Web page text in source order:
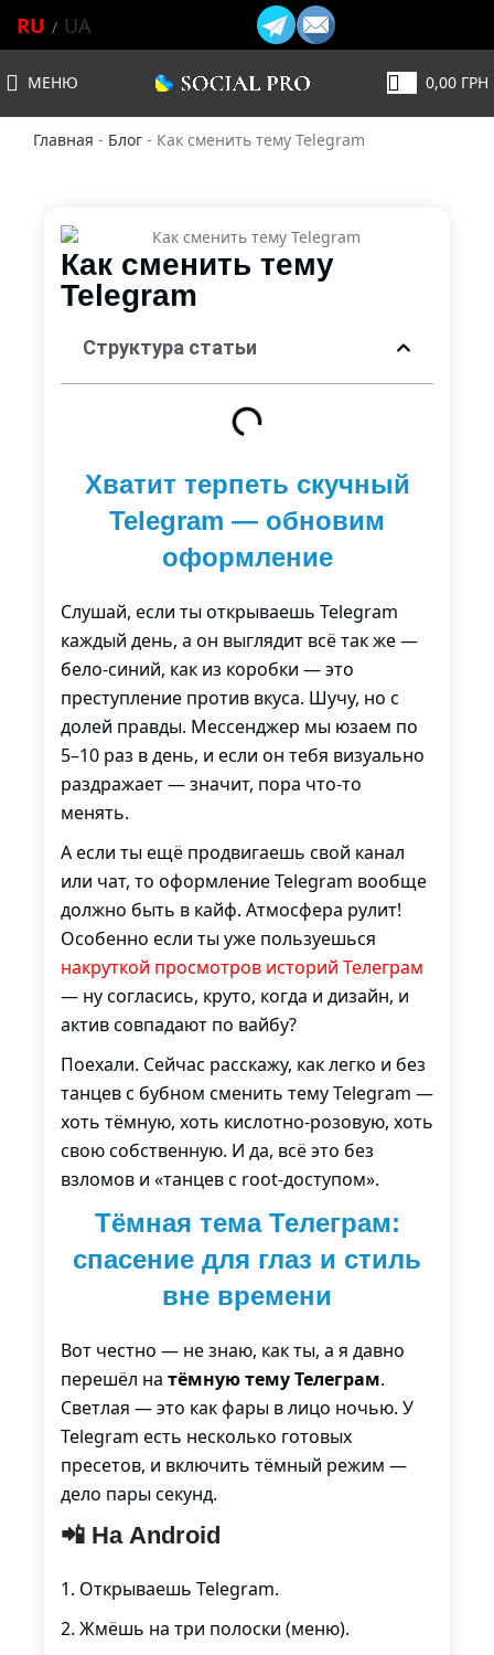
RU UA
МЕНЮ 0,00 ГРН
Главная - Блог - Как сменить тему Telegram
Как сменить тему
Telegram
Структура статьи
Хватит терпеть скучный
Telegram — обновим
оформление
Слушай, если ты открываешь Telegram
каждый день, а он выглядит всё так же —
бело-синий, как из коробки — это
преступление против вкуса. Шучу, но с
долей правды. Мессенджер мы юзаем по
5–10 раз в день, и если он тебя визуально
раздражает — значит, пора что-то
менять.
А если ты ещё продвигаешь свой канал
или чат, то оформление Telegram вообще
должно быть в кайф. Атмосфера рулит!
Особенно если ты уже пользуешься
накруткой просмотров историй Телеграм
— ну согласись, круто, когда и дизайн, и
актив совпадают по вайбу?
Поехали. Сейчас расскажу, как легко и без
танцев с бубном сменить тему Telegram —
хоть тёмную, хоть кислотно-розовую, хоть
свою собственную. И да, всё это без
взломов и «танцев с root-доступом».
Тёмная тема Телеграм:
спасение для глаз и стиль
вне времени
Вот честно — не знаю, как ты, а я давно
перешёл на тёмную тему Телеграм.
Светлая — это как фары в лицо ночью. У
Telegram есть несколько готовых
пресетов, и включить тёмный режим —
дело пары секунд.
📲 На Android
Открываешь Telegram.
Жмёшь на три полоски (меню).